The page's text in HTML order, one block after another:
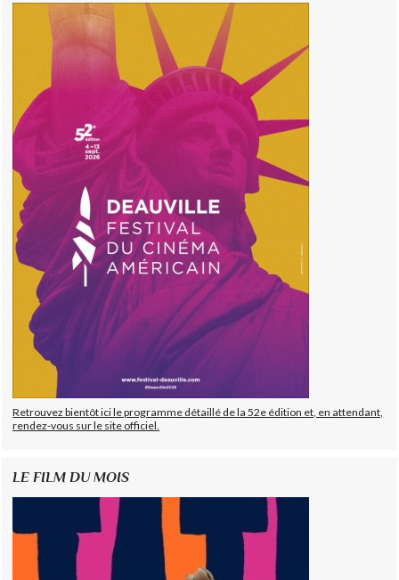
Retrouvez bientôt ici le programme détaillé de la 52e édition et, en attendant,
rendez-vous sur le site officiel.
LE FILM DU MOIS